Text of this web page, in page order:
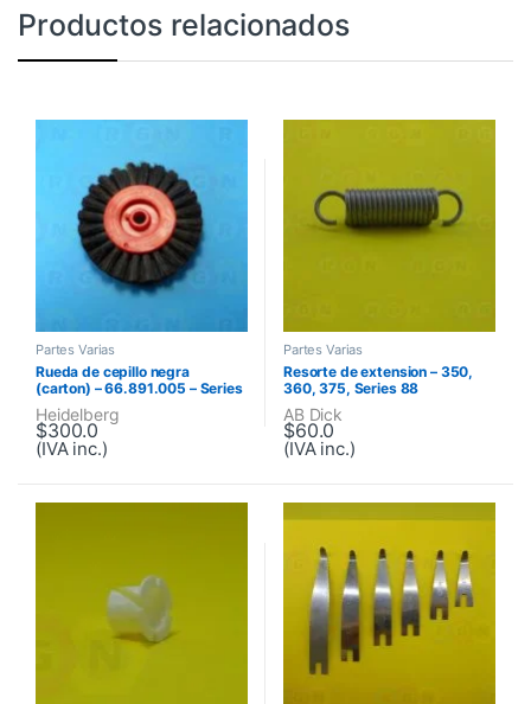
Productos relacionados
Partes Varias
Rueda de cepillo negra
(carton) – 66.891.005 – Series
M, Series S
Heidelberg
$300.0
(IVA inc.)
Partes Varias
Resorte de extension – 350,
360, 375, Series 88
AB Dick
$60.0
(IVA inc.)